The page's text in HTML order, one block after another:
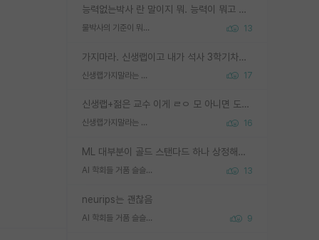
능력없는박사 란 말이지 뭐. 능력이 뭐고 능력이 있다는게 뭔지는 사람마다 기준이 다르니까 얘기해봐야 서로 자기 기준만 얘기해서 논쟁이 끝이 안나고. 주위에서 능력있고 야심있는 신입생이 교수가 유의미한 피드백을 아예 안주면서 제대로된 과제에 참여해볼 기회도 제공하지 않고 잡일 뺑뺑이만 돌려서 맨날 단순작업만 하면서 밤새다가 눈빛이 점점 죽어가는걸 본 사람은 물박사는 교수탓이라고 하고, 교수는 이것저것 알려도 주고 기회도 주고 사수 동기 붙여주면서 어떻게든 끌고가려고 하는데 본인이 매일 뺀질거리면서 출근 하는둥마는둥 하다가 기껏 와서도 폰이나 쳐다보다가 실험 망치고 저녁약속있어서 먼저 가볼게요~ 하는걸 본 사람은 물박사는 본인탓이라고 함.
물박사의 기준이 뭐임? 13
가지마라. 신생랩이고 내가 석사 3학기차인데 최고참인데 나도 아무것도 모르는데 교수가 후배들 왜 논문 교육 안시키냐. 논문 왜 안 써오냐 닦달한다
신생랩가지말라는 이유가 있었구나 17
신생랩+젊은 교수 이게 ㄹㅇ 모 아니면 도인듯.
신생랩가지말라는 이유가 있었구나 16
ML 대부분이 골드 스탠다드 하나 상정해놓고 (벤치마크 데이터셋이 여러 개면 여러 개 상정) 그거 얼마나 잘 맞추나 싸움임 가끔 번뜩이는 설계 철학을 보여주는 논문들도 있지만 대부분 그거 성적 얼마나 더 올리느라에 혈안이 되어 있는 측면이 잇음
AI 학회들 거품 슬슬 지적이 나오네요 13
neurips는 괜찮음
AI 학회들 거품 슬슬 지적이 나오네요 9